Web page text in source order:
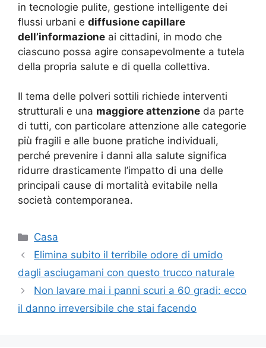
in tecnologie pulite, gestione intelligente dei
flussi urbani e diffusione capillare
dell’informazione ai cittadini, in modo che
ciascuno possa agire consapevolmente a tutela
della propria salute e di quella collettiva.
Il tema delle polveri sottili richiede interventi
strutturali e una maggiore attenzione da parte
di tutti, con particolare attenzione alle categorie
più fragili e alle buone pratiche individuali,
perché prevenire i danni alla salute significa
ridurre drasticamente l’impatto di una delle
principali cause di mortalità evitabile nella
società contemporanea.
Categorie
Casa
Elimina subito il terribile odore di umido
dagli asciugamani con questo trucco naturale
Non lavare mai i panni scuri a 60 gradi: ecco
il danno irreversibile che stai facendo